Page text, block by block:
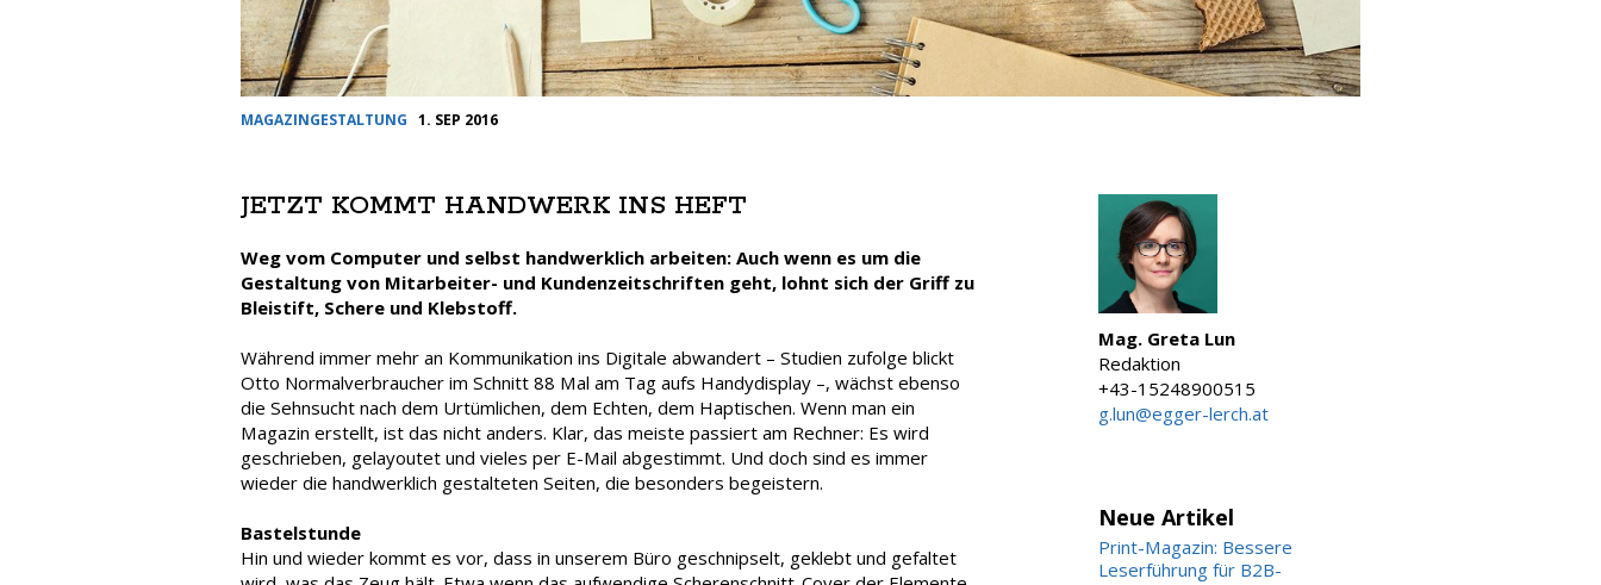
MAGAZINGESTALTUNG 1. SEP 2016
JETZT KOMMT HANDWERK INS HEFT
Weg vom Computer und selbst handwerklich arbeiten: Auch wenn es um die
Gestaltung von Mitarbeiter- und Kundenzeitschriften geht, lohnt sich der Griff zu
Bleistift, Schere und Klebstoff.
Während immer mehr an Kommunikation ins Digitale abwandert – Studien zufolge blickt
Otto Normalverbraucher im Schnitt 88 Mal am Tag aufs Handydisplay –, wächst ebenso
die Sehnsucht nach dem Urtümlichen, dem Echten, dem Haptischen. Wenn man ein
Magazin erstellt, ist das nicht anders. Klar, das meiste passiert am Rechner: Es wird
geschrieben, gelayoutet und vieles per E-Mail abgestimmt. Und doch sind es immer
wieder die handwerklich gestalteten Seiten, die besonders begeistern.
Bastelstunde
Hin und wieder kommt es vor, dass in unserem Büro geschnipselt, geklebt und gefaltet
Mag. Greta Lun
Redaktion
+43-15248900515
g.lun@egger-lerch.at
Neue Artikel
Print-Magazin: Bessere
Leserführung für B2B-